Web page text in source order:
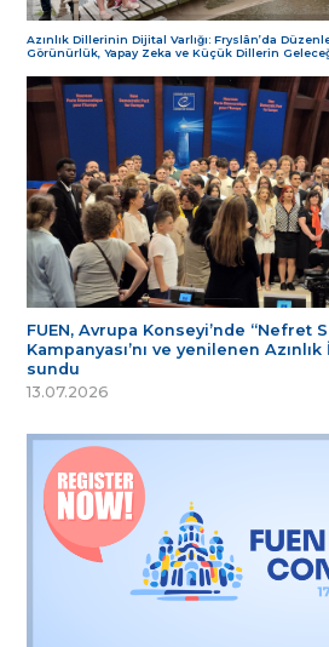
Azınlık Dillerinin Dijital Varlığı: Fryslân’da
Görünürlük, Yapay Zeka ve Küçük Dillerin
FUEN, Avrupa Konseyi’nde “Nefret
Kampanyası’nı ve yenilenen
sundu
13.07.2026